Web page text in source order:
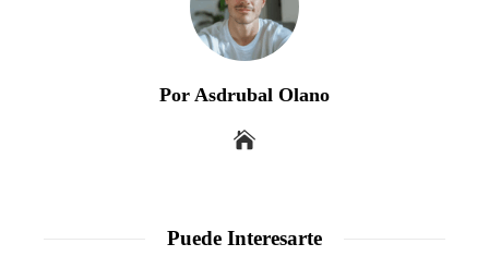
Por Asdrubal Olano
Puede Interesarte